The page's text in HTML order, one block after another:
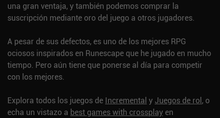
una gran ventaja, y también podemos comprar la
suscripción mediante oro del juego a otros jugadores.
A pesar de sus defectos, es uno de los mejores RPG
ociosos inspirados en Runescape que he jugado en mucho
tiempo. Pero aún tiene que ponerse al día para competir
con los mejores.
Explora todos los juegos de Incremental y Juegos de rol, o
echa un vistazo a best games with crossplay en